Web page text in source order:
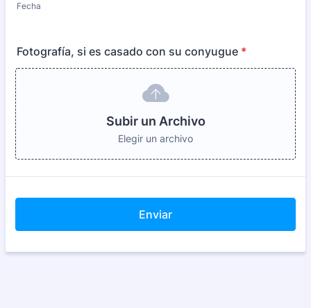
Fecha
Fotografía, si es casado con su conyugue *
Subir un Archivo
Elegir un archivo
Enviar